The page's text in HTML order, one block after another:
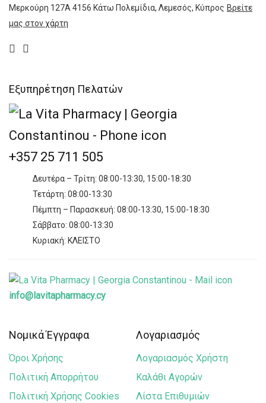
Elgydium
Eludril
Galenic
Health Aid
InterMed
Korres
Lanes
La Roche-Posay
Mundipharma
Mustela
Nestlé
NUK
Power Health
Power of Nature
Solgar
Μερκούρη 127Α 4156 Κάτω Πολεμίδια, Λεμεσός, Κύπρος Βρείτε
μας στον χάρτη
Εξυπηρέτηση Πελατών
+357 25 711 505
Δευτέρα – Τρίτη: 08:00-13:30, 15:00-18:30
Τετάρτη: 08:00-13:30
Πέμπτη – Παρασκευή: 08:00-13:30, 15:00-18:30
Σάββατο: 08:00-13:30
Κυριακή: ΚΛΕΙΣΤΟ
info@lavitapharmacy.cy
Νομικά Έγγραφα
Όροι Χρήσης
Πολιτική Απορρήτου
Πολιτική Χρήσης Cookies
Λογαριασμός
Λογαριασμός Χρήστη
Καλάθι Αγορών
Λίστα Επιθυμιών